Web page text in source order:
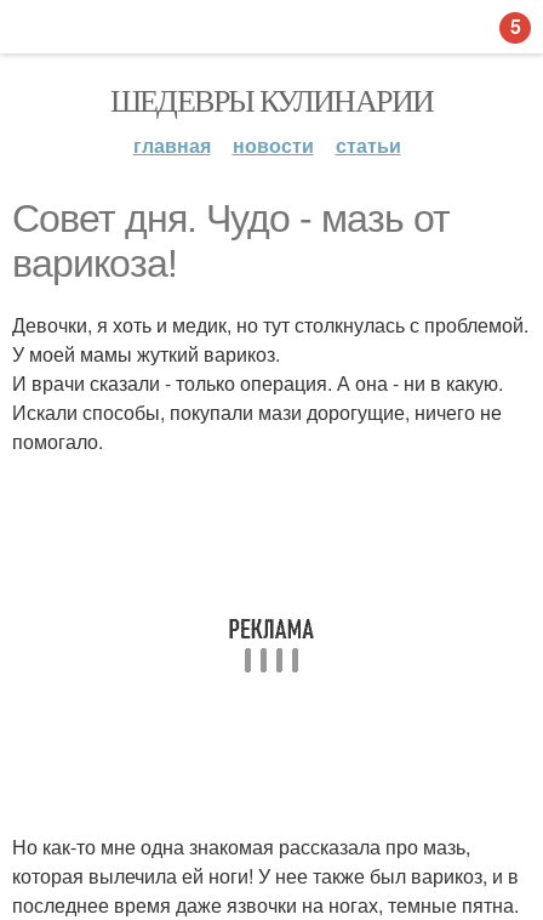
ШЕДЕВРЫ КУЛИНАРИИ
главная новости статьи
Совет дня. Чудо - мазь от
варикоза!
Девочки, я хоть и медик, но тут столкнулась с проблемой.
У моей мамы жуткий варикоз.
И врачи сказали - только операция. А она - ни в какую.
Искали способы, покупали мази дорогущие, ничего не
помогало.
Но как-то мне одна знакомая рассказала про мазь,
которая вылечила ей ноги! У нее также был варикоз, и в
последнее время даже язвочки на ногах, темные пятна.
5